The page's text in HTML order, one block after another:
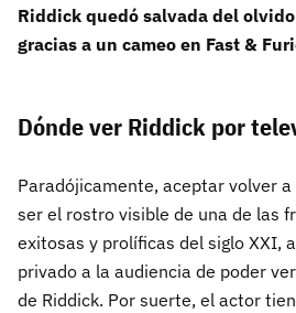
Riddick quedó salvada del
gracias a un cameo en Fast &
Dónde ver Riddick por
Paradójicamente, aceptar volver
ser el rostro visible de una de las
exitosas y prolíficas del siglo XXI,
privado a la audiencia de poder
de Riddick. Por suerte, el actor